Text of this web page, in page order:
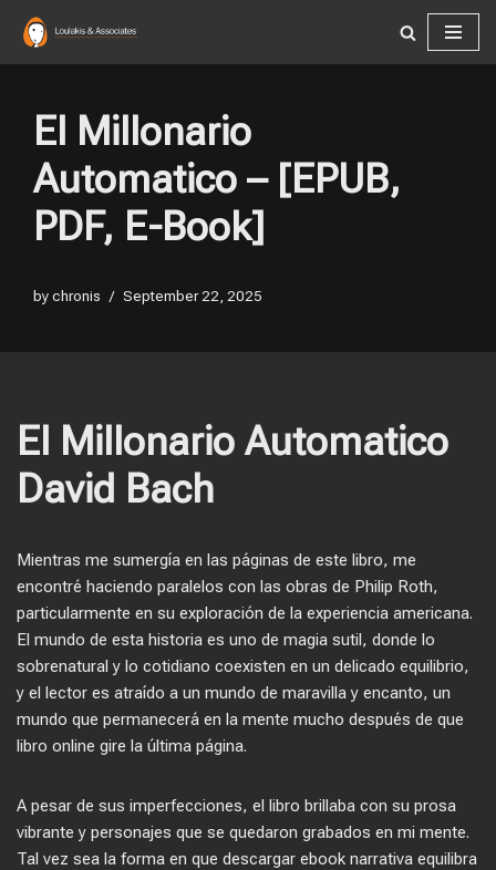
Skip
content
El Millonario
Automatico – [EPUB,
PDF, E-Book]
bychronis September 22, 2025
El Millonario Automatico
David Bach
Mientras me sumergía en las páginas de este libro, me
encontré haciendo paralelos con las obras de Philip Roth,
particularmente en su exploración de la experiencia americana.
El mundo de esta historia es uno de magia sutil, donde lo
sobrenatural y lo cotidiano coexisten en un delicado equilibrio,
y el lector es atraído a un mundo de maravilla y encanto, un
mundo que permanecerá en la mente mucho después de que
libro online​ gire la última página.
A pesar de sus imperfecciones, el libro brillaba con su prosa
vibrante y personajes que se quedaron grabados en mi mente.
Tal vez sea la forma en que descargar ebook narrativa equilibra